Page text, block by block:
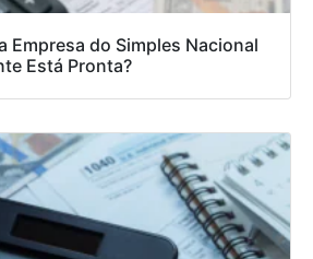
Empresa do Simples Nacional
Está Pronta?